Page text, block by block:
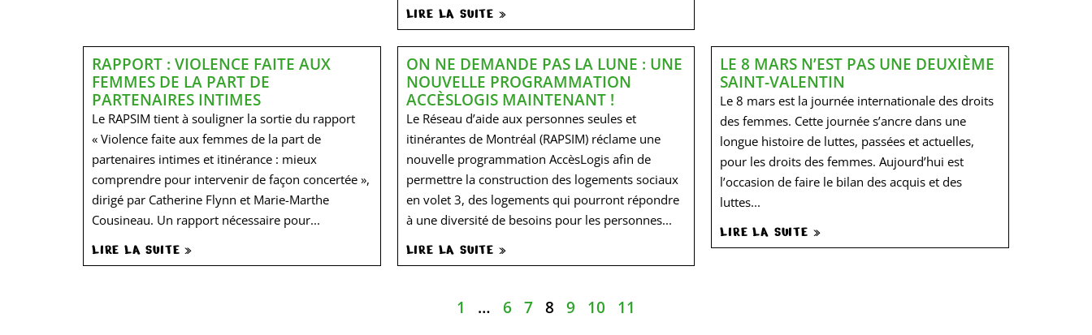
LIRE LA SUITE »
RAPPORT : VIOLENCE FAITE AUX
FEMMES DE LA PART DE
PARTENAIRES INTIMES
Le RAPSIM tient à souligner la sortie du rapport
« Violence faite aux femmes de la part de
partenaires intimes et itinérance : mieux
comprendre pour intervenir de façon concertée »,
dirigé par Catherine Flynn et Marie-Marthe
Cousineau. Un rapport nécessaire pour...
LIRE LA SUITE »
ON NE DEMANDE PAS LA LUNE : UNE
NOUVELLE PROGRAMMATION
ACCÈSLOGIS MAINTENANT !
Le Réseau d’aide aux personnes seules et
itinérantes de Montréal (RAPSIM) réclame une
nouvelle programmation AccèsLogis afin de
permettre la construction des logements sociaux
en volet 3, des logements qui pourront répondre
à une diversité de besoins pour les personnes...
LIRE LA SUITE »
LE 8 MARS N’EST PAS UNE DEUXIÈME
SAINT-VALENTIN
Le 8 mars est la journée internationale des droits
des femmes. Cette journée s’ancre dans une
longue histoire de luttes, passées et actuelles,
pour les droits des femmes. Aujourd’hui est
l’occasion de faire le bilan des acquis et des
luttes...
LIRE LA SUITE »
1 … 6 7 8 9 10 11